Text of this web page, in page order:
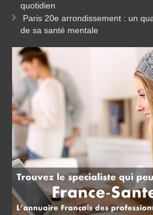
quotidien
Paris 20e arrondissement : un
de sa santé mentale